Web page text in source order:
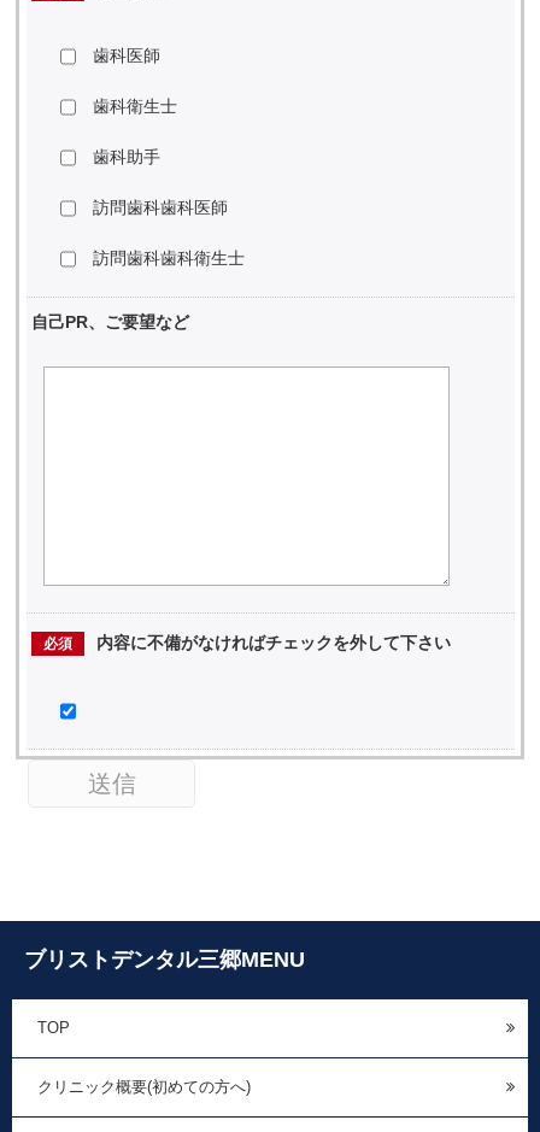
歯科医師
歯科衛生士
歯科助手
訪問歯科歯科医師
訪問歯科歯科衛生士
自己PR、ご要望など
必須 内容に不備がなければチェックを外して下さい
ブリストデンタル三郷MENU
TOP
クリニック概要(初めての方へ)